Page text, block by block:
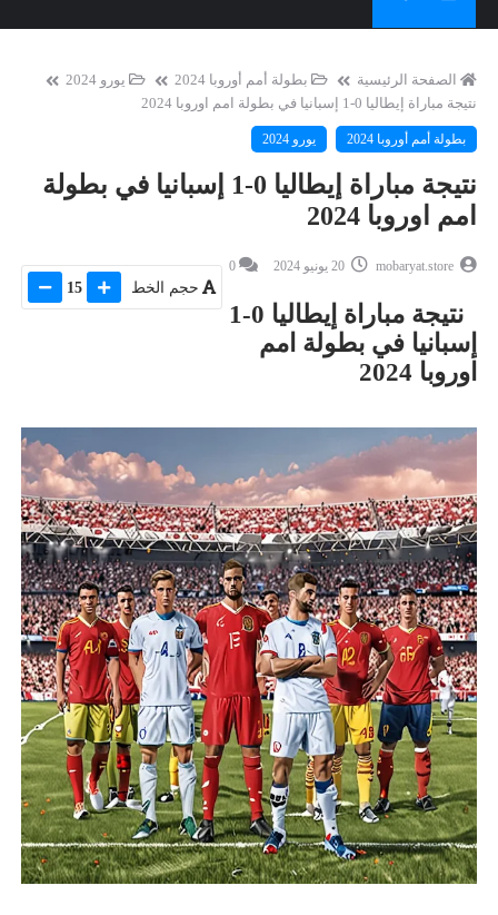
الصفحة الرئيسية بطولة أمم أوروبا 2024
يورو 2024
نتيجة مباراة إيطاليا 0-1 إسبانيا في بطولة امم اوروبا 2024
بطولة أمم أوروبا 2024 يورو 2024
نتيجة مباراة إيطاليا 0-1 إسبانيا في بطولة
امم اوروبا 2024
mobaryat.store
0
حجم الخط 15
نتيجة مباراة إيطاليا 0-1
إسبانيا في بطولة امم
اوروبا 2024